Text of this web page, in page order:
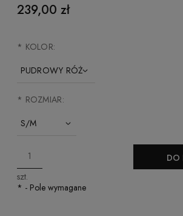
239,00 zł
* KOLOR:
* ROZMIAR:
szt.
DO
* - Pole wymagane